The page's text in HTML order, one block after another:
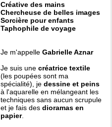
Créative des mains
Chercheuse de belles images
Sorcière pour enfants
Taphophile de voyage
Je m'appelle Gabrielle Aznar
Je suis une créatrice textile
(les poupées sont ma
spécialité), je dessine et peins
à l'aquarelle en mélangeant les
techniques sans aucun scrupule
et je fais des dioramas en
papier.